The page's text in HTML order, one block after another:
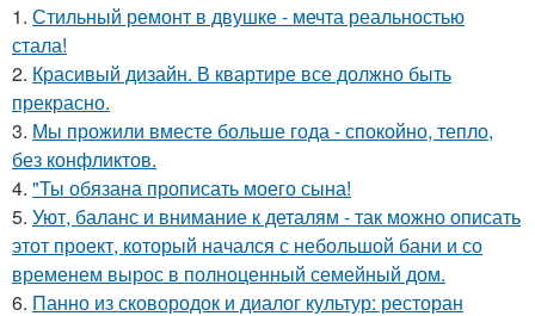
1. Стильный ремонт в двушке - мечта реальностью
стала!
2. Красивый дизайн. В квартире все должно быть
прекрасно.
3. Мы прожили вместе больше года - спокойно, тепло,
без конфликтов.
4. "Ты обязана прописать моего сына!
5. Уют, баланс и внимание к деталям - так можно описать
этот проект, который начался с небольшой бани и со
временем вырос в полноценный семейный дом.
6. Панно из сковородок и диалог культур: ресторан